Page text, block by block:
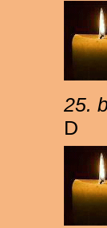
25.
D